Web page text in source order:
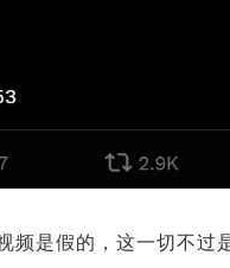
频是假的，这一切不过